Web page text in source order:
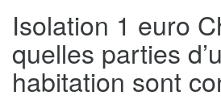
Isolation 1 euro
quelles parties
habitation sont